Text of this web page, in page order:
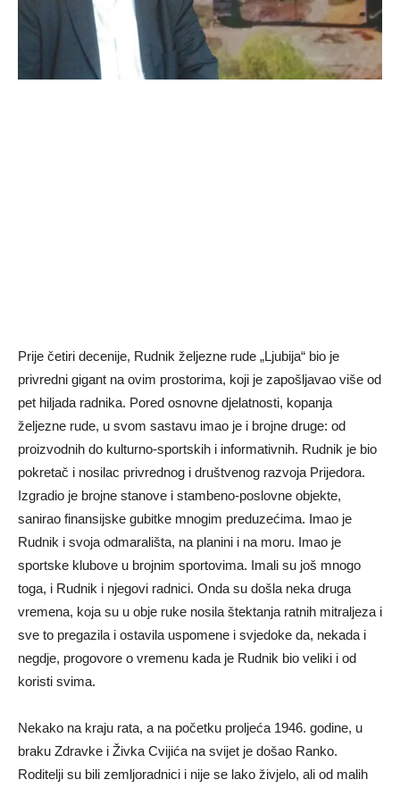
Prije četiri decenije, Rudnik želјezne rude „Ljubija“ bio je
privredni gigant na ovim prostorima, koji je zapošlјavao više od
pet hilјada radnika. Pored osnovne djelatnosti, kopanja
želјezne rude, u svom sastavu imao je i brojne druge: od
proizvodnih do kulturno-sportskih i informativnih. Rudnik je bio
pokretač i nosilac privrednog i društvenog razvoja Prijedora.
Izgradio je brojne stanove i stambeno-poslovne objekte,
sanirao finansijske gubitke mnogim preduzećima. Imao je
Rudnik i svoja odmarališta, na planini i na moru. Imao je
sportske klubove u brojnim sportovima. Imali su još mnogo
toga, i Rudnik i njegovi radnici. Onda su došla neka druga
vremena, koja su u obje ruke nosila štektanja ratnih mitralјeza i
sve to pregazila i ostavila uspomene i svjedoke da, nekada i
negdje, progovore o vremenu kada je Rudnik bio veliki i od
koristi svima.
Nekako na kraju rata, a na početku prolјeća 1946. godine, u
braku Zdravke i Živka Cvijića na svijet je došao Ranko.
Roditelјi su bili zemlјoradnici i nije se lako živjelo, ali od malih